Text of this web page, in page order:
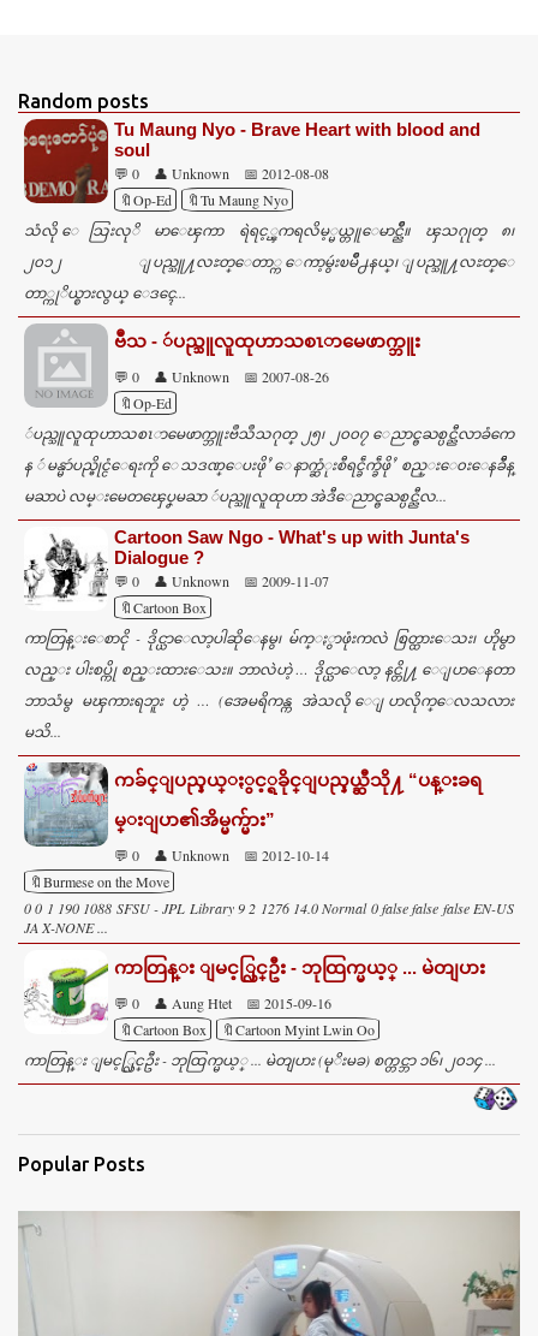
m
e
n
Random posts
Tu Maung Nyo - Brave Heart with blood and
soul
💬 0 👤 Unknown
📅 2012-08-08
🔖Op-Ed
🔖Tu Maung Nyo
သံလို ေသြးလုိ မာေၾကာ ရဲရင့္ၾကရလိမ့္မယ္တူေမာင္ညိဳ။ ၾသဂုုတ္ ၈၊
၂၀၁၂ ျပည္သူ႔လႊတ္ေတာ္က ေကာ့မွဴးၿမိဳ႕နယ္၊ ျပည္သူ႔လႊတ္ေ
တာ္ကုိယ္စားလွယ္ ေဒၚေ...
ဗဳသ - ဴပည္သူလူထုဟာသစၤာမေဖာက္ဘူး
💬 0 👤 Unknown
📅 2007-08-26
🔖Op-Ed
ဴပည္သူလူထုဟာသစၤာမေဖာက္ဘူးဗဳသဳသဂုတ္ ၂၅၊ ၂၀၀၇ ေညာင္ႎႀစ္ပင္ညီလာခံကေ
န ဴမန္မာဴပည္ႎိုင္ငံေရးကို ေသဒဏ္ေပးဖိုႛ ေနာက္ဆံုးစီရင္ခဵက္ခဵဖိုႛ စည္းေ၀းေနခဵိန္
မႀာပဲ လမ္းမေတၾေပၞမႀာ ဴပည္သူလူထုဟာ အဲဒီေညာင္ႎႀစ္ပင္ညီလ...
Cartoon Saw Ngo - What's up with Junta's
Dialogue ?
💬 0 👤 Unknown
📅 2009-11-07
🔖Cartoon Box
ကာတြန္းေစာငို - ဒိုင္ယာေလာ့ပါဆိုေနမွ၊ မ်က္ႏွာဖုံးကလဲ စြတ္ထားေသး၊ ဟိုမွာ
လည္း ပါးစပ္ကို စည္းထားေသး။ ဘာလဲဟဲ့ … ဒိုင္ယာေလာ့ နင္တို႔ ေျပာေနတာ
ဘာသံမွ မၾကားရဘူး ဟဲ့ … (အေမရိကန္က အဲသလို ေျပာလိုက္ေလသလား
မသိ...
ကခ်င္ျပည္နယ္ႏွင့္ရခိုင္ျပည္နယ္ဆီသို႔ “ပန္းခရ
မ္းျပာ၏အိမ္မက္မ်ား”
💬 0 👤 Unknown
📅 2012-10-14
🔖Burmese on the Move
0 0 1 190 1088 SFSU - JPL Library 9 2 1276 14.0 Normal 0 false false false EN-US
JA X-NONE ...
ကာတြန္း ျမင့္လြင္ဦး - ဘုထြက္မယ့္ ... မဲတျပား
💬 0 👤 Aung Htet
📅 2015-09-16
🔖Cartoon Box
🔖Cartoon Myint Lwin Oo
ကာတြန္း ျမင့္လြင္ဦး - ဘုထြက္မယ့္ ... မဲတျပား (မုိးမခ) စက္တင္ဘာ ၁၆၊ ၂၀၁၄ ...
Popular Posts